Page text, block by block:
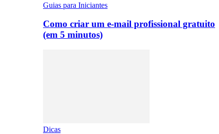
Guias para Iniciantes
Como criar um e-mail profissional gratuito
(em 5 minutos)
Dicas